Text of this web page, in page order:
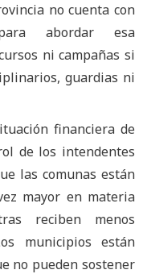
no cuenta con
abordar esa
ni campañas si
guardias ni
financiera de
de los intendentes
las comunas están
mayor en materia
reciben menos
municipios están
no pueden sostener